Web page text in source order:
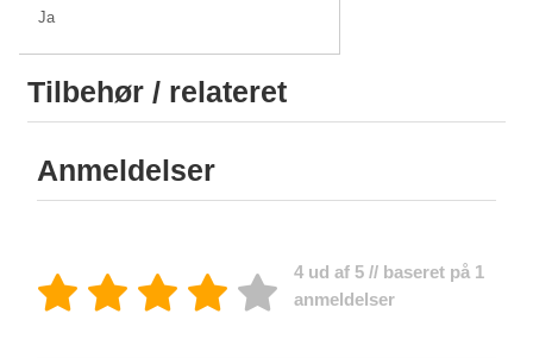
Ja
Tilbehør / relateret
Anmeldelser
4 ud af 5 // baseret på 1
anmeldelser